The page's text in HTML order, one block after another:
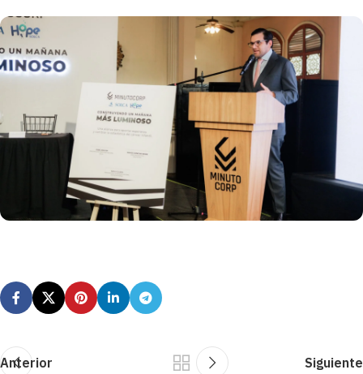
Anterior Siguiente